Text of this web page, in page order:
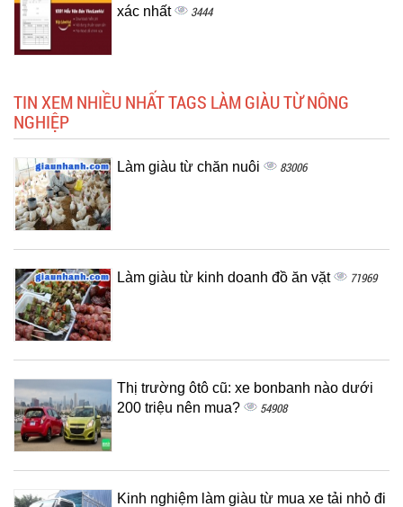
xác nhất
3444
TIN XEM NHIỀU NHẤT TAGS LÀM GIÀU TỪ NÔNG
NGHIỆP
Làm giàu từ chăn nuôi 83006
Làm giàu từ kinh doanh đồ ăn vặt 71969
Thị trường ôtô cũ: xe bonbanh nào dưới
200 triệu nên mua?
54908
Kinh nghiệm làm giàu từ mua xe tải nhỏ đi